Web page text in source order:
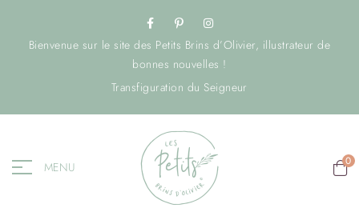
Bienvenue sur le site des Petits Brins d’Olivier, illustrateur de
bonnes nouvelles !
Transfiguration du Seigneur
MENU 0